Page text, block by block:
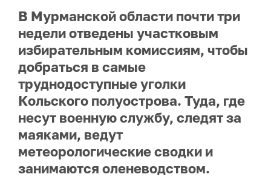
В Мурманской области почти три
недели отведены участковым
избирательным комиссиям, чтобы
добраться в самые
труднодоступные уголки
Кольского полуострова. Туда, где
несут военную службу, следят за
маяками, ведут
метеорологические сводки и
занимаются оленеводством.